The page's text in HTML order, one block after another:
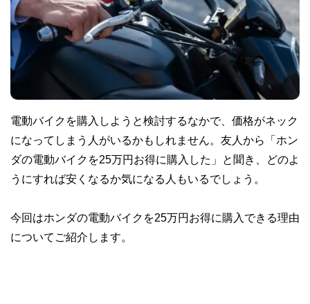
電動バイクを購入しようと検討するなかで、価格がネック
になってしまう人がいるかもしれません。友人から「ホン
ダの電動バイクを25万円お得に購入した」と聞き、どのよ
うにすれば安くなるか気になる人もいるでしょう。
今回はホンダの電動バイクを25万円お得に購入できる理由
についてご紹介します。